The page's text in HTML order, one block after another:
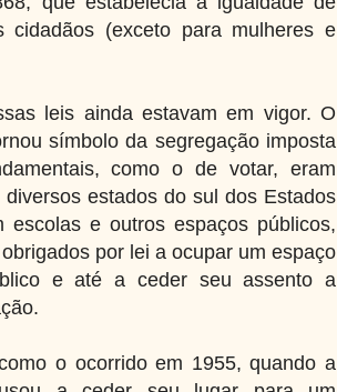
cidadãos (exceto para mulheres e
leis ainda estavam em vigor. O
símbolo da segregação imposta
como o de votar, eram
estados do sul dos Estados
escolas e outros espaços públicos,
por lei a ocupar um espaço
e até a ceder seu assento a
o ocorrido em 1955, quando a